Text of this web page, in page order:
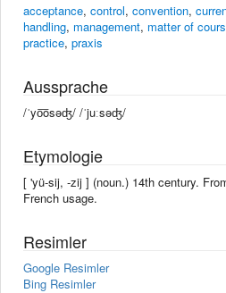
acceptance, control, convention,
handling, management, matter of
practice, praxis
Aussprache
/ˈyo͞osəʤ/ /ˈjuːsəʤ/
Etymologie
[ 'yü-sij, -zij ] (noun.) 14th century.
French usage.
Resimler
Google Resimler
Bing Resimler